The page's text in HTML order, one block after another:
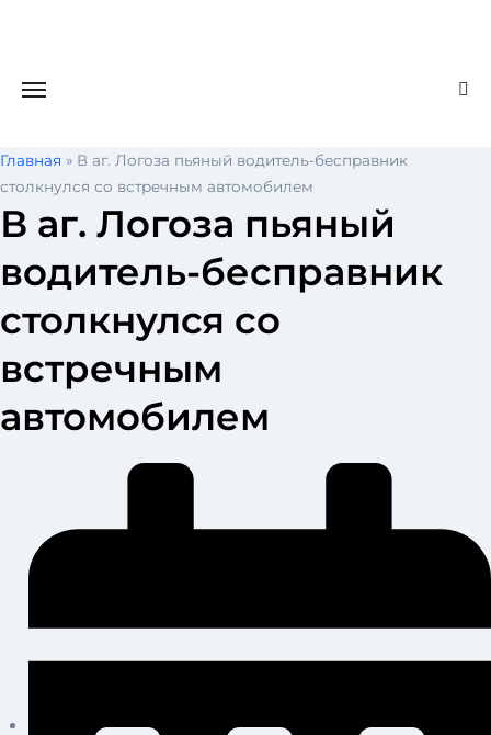
Главная » В аг. Логоза пьяный водитель-бесправник
столкнулся со встречным автомобилем
В аг. Логоза пьяный
водитель-бесправник
столкнулся со
встречным
автомобилем